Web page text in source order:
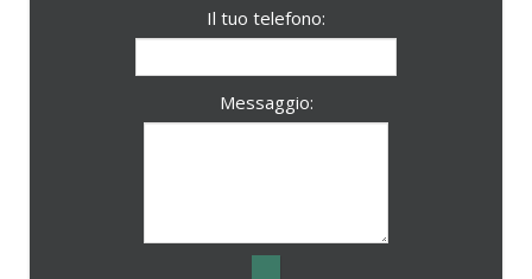
Il tuo telefono:
Messaggio: